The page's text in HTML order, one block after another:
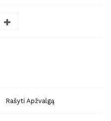
Rašyti Apžvalgą